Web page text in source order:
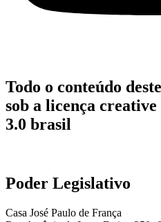
Todo o conteúdo
sob a licença creative
3.0 brasil
Poder Legislativo
Casa José Paulo de França